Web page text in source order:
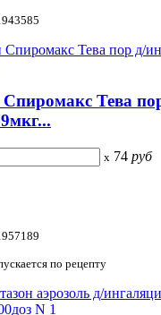
Спиромакс Тева
x 74 руб
по рецепту